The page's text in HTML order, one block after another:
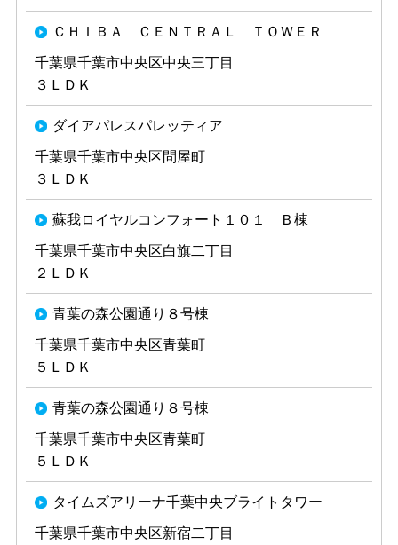
ＣＨＩＢＡ ＣＥＮＴＲＡＬ ＴＯＷＥＲ
千葉県千葉市中央区中央三丁目
３ＬＤＫ
ダイアパレスパレッティア
千葉県千葉市中央区問屋町
３ＬＤＫ
蘇我ロイヤルコンフォート１０１ Ｂ棟
千葉県千葉市中央区白旗二丁目
２ＬＤＫ
青葉の森公園通り８号棟
千葉県千葉市中央区青葉町
５ＬＤＫ
青葉の森公園通り８号棟
千葉県千葉市中央区青葉町
５ＬＤＫ
タイムズアリーナ千葉中央ブライトタワー
千葉県千葉市中央区新宿二丁目